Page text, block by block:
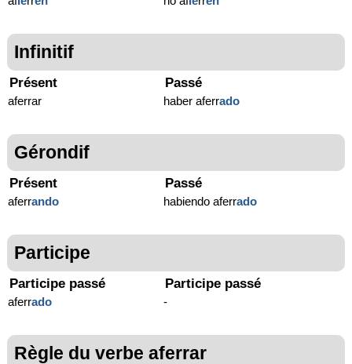
Infinitif
Présent
aferrar
Passé
haber aferrado
Gérondif
Présent
aferrando
Passé
habiendo aferrado
Participe
Participe passé
aferrado
Participe passé
-
Règle du verbe aferrar